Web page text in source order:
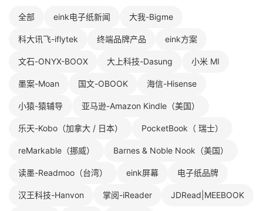
全部 eink电子纸新闻 大我-Bigme
科大讯飞-iflytek 终端品牌产品 eink方案
文石-ONYX-BOOX 大上科技-Dasung 小米 MI
墨案-Moan 国文-OBOOK 海信-Hisense
小猿-猿辅导 亚马逊-Amazon Kindle（美国）
乐天-Kobo（加拿大 / 日本） PocketBook（ 瑞士）
reMarkable（挪威） Barnes & Noble Nook（美国）
读墨-Readmoo（台湾） eink屏幕 电子纸品牌
汉王科技-Hanvon 掌阅-iReader JDRead|MEEBOOK